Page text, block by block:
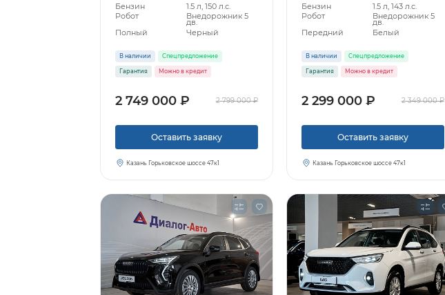
Бензин
1.5 л, 150 л.с.
Робот
Внедорожник 5
дв.
Полный
Черный
В наличии Спецпредложение
Гарантия Можно в кредит
2 749 000 ₽ 2 799 000 ₽
Оставить заявку
Казань Горьковское шоссе 47к1
Бензин
1.5 л, 143 л.с.
Робот
Внедорожник 5
дв.
Передний
Белый
В наличии Спецпредложение
Гарантия Можно в кредит
2 299 000 ₽ 2 349 000 ₽
Оставить заявку
Казань Горьковское шоссе 47к1